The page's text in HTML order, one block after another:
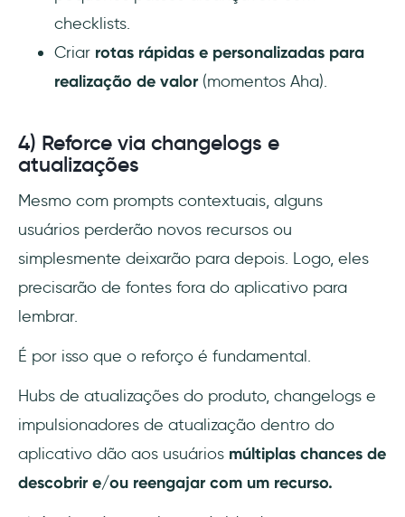
checklists.
Criar rotas rápidas e personalizadas para
realização de valor(momentos Aha).
4) Reforce via changelogs e
atualizações
Mesmo com prompts contextuais, alguns
usuários perderão novos recursos ou
simplesmente deixarão para depois. Logo, eles
precisarão de fontes fora do aplicativo para
lembrar.
É por isso que o reforço é fundamental.
Hubs de atualizações do produto, changelogs e
impulsionadores de atualização dentro do
aplicativo dão aos usuários múltiplas chances de
descobrir e/ou reengajar com um recurso.